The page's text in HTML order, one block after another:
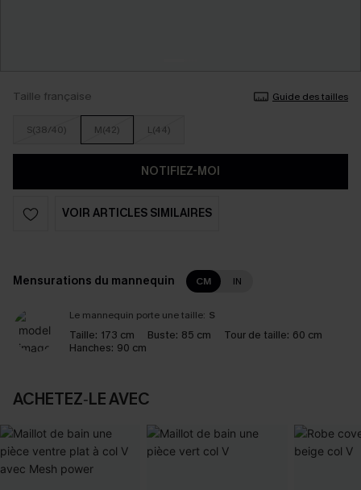
Taille française Guide des tailles
S(38/40) M(42) L(44)
NOTIFIEZ-MOI
VOIR ARTICLES SIMILAIRES
Mensurations du mannequin CM IN
Le mannequin porte une taille: S
Taille: 173 cm Buste: 85 cm Tour de taille: 60 cm
Hanches: 90 cm
ACHETEZ‑LE AVEC